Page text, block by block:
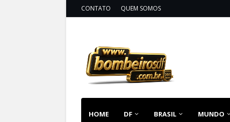
CONTATO QUEM SOMOS
HOME DF BRASIL MUNDO